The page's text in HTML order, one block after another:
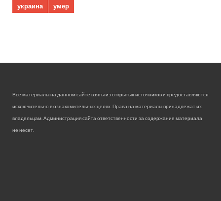
украина
умер
Все материалы на данном сайте взяты из открытых источников и предоставляются
исключительно в ознакомительных целях. Права на материалы принадлежат их
владельцам. Администрация сайта ответственности за содержание материала
не несет.